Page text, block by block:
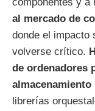
al mercado de
donde el impacto
volverse crítico.
de ordenadores
almacenamiento
librerías